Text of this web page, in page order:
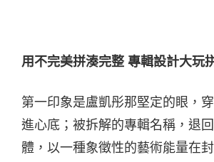
用不完美拼湊完整 專輯設計大玩
第一印象是盧凱彤那堅定的眼，
進心底；被拆解的專輯名稱，退
體，以一種象徵性的藝術能量在